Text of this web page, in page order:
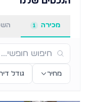
מכירה 1
מחיר גודל